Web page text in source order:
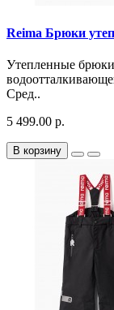
Reima Брюки
Утепленные
Сред..
5 499.00 р.
В корзину